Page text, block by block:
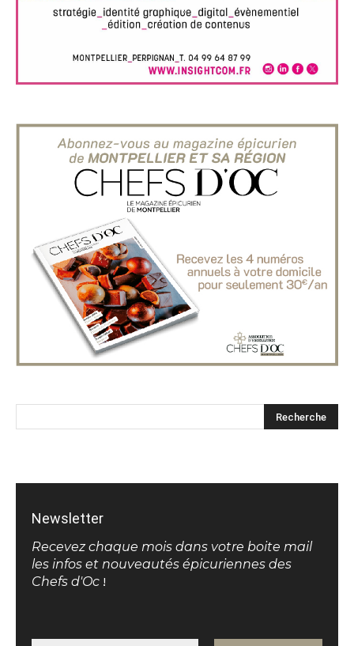
Newsletter
Recevez chaque mois dans votre boite mail
les infos et nouveautés épicuriennes des
Chefs d'Oc !